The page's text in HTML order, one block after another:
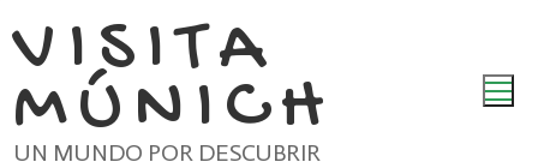
al
contenido
VISITA
MÚNICH
UN MUNDO POR DESCUBRIR